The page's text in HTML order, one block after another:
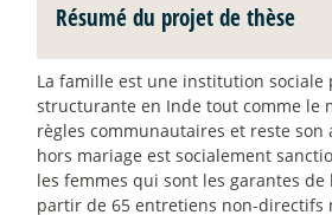
Résumé du projet de thèse
La famille est une institution
structurante en Inde tout comme le
règles communautaires et reste son
hors mariage est socialement
les femmes qui sont les garantes de
partir de 65 entretiens non-directifs